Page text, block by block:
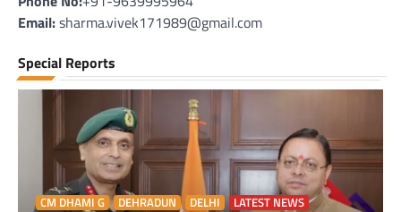
Email:sharma.vivek171989@gmail.com
Special Reports
CM DHAMI G DEHRADUN DELHI
LATEST NEWS